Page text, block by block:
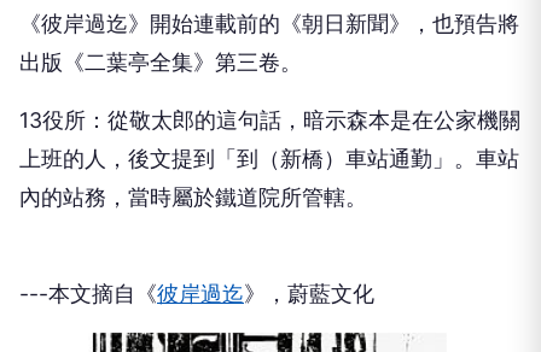
《彼岸過迄》開始連載前的《朝日新聞》，也預告將
出版《二葉亭全集》第三卷。
13役所：從敬太郎的這句話，暗示森本是在公家機關
上班的人，後文提到「到（新橋）車站通勤」。車站
內的站務，當時屬於鐵道院所管轄。
---本文摘自《彼岸過迄》，蔚藍文化